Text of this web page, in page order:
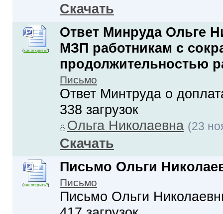
Скачать
(как открыть?)
Ответ Минруда Ольге
МЗП работникам с
продолжительностью
Письмо
Ответ Минтруда о
338 загрузок
Ольга Николаевна (23
Скачать
(как открыть?)
Письмо Ольги
Письмо
Письмо Ольги